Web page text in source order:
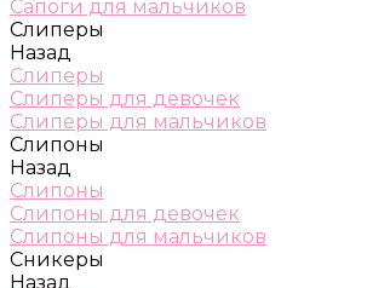
Сапоги для мальчиков
Слиперы
Назад
Слиперы
Слиперы для девочек
Слиперы для мальчиков
Слипоны
Назад
Слипоны
Слипоны для девочек
Слипоны для мальчиков
Сникеры
Назад